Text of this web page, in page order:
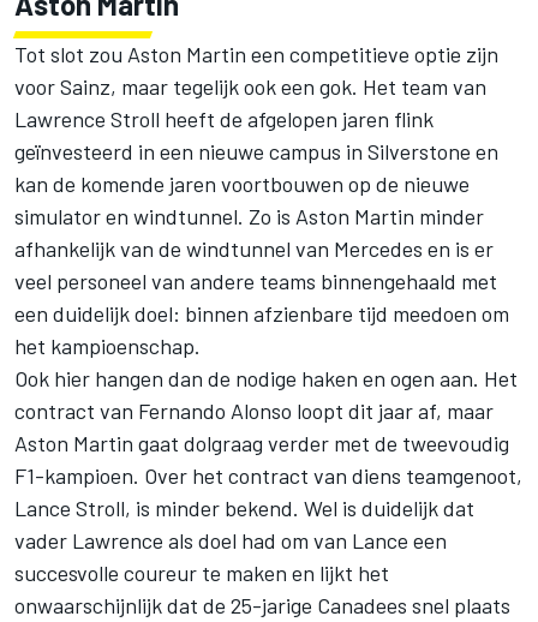
Tot slot zou Aston Martin een competitieve optie zijn
voor Sainz, maar tegelijk ook een gok. Het team van
Lawrence Stroll heeft de afgelopen jaren flink
geïnvesteerd in een nieuwe campus in Silverstone en
kan de komende jaren voortbouwen op de nieuwe
simulator en windtunnel. Zo is Aston Martin minder
afhankelijk van de windtunnel van Mercedes en is er
veel personeel van andere teams binnengehaald met
een duidelijk doel: binnen afzienbare tijd meedoen om
het kampioenschap.
Ook hier hangen dan de nodige haken en ogen aan. Het
contract van Fernando Alonso loopt dit jaar af, maar
Aston Martin gaat dolgraag verder met de tweevoudig
F1-kampioen. Over het contract van diens teamgenoot,
Lance Stroll, is minder bekend. Wel is duidelijk dat
vader Lawrence als doel had om van Lance een
succesvolle coureur te maken en lijkt het
onwaarschijnlijk dat de 25-jarige Canadees snel plaats